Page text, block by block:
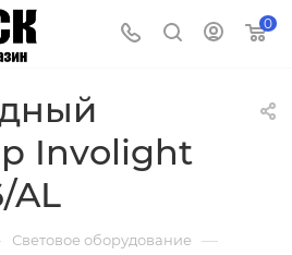
0
Involight
AL
Световое оборудование —